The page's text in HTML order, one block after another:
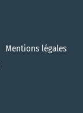
Mentions légales